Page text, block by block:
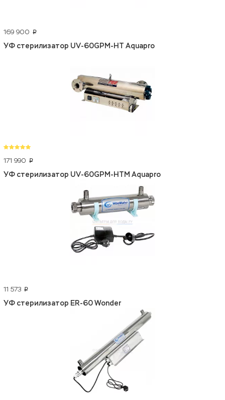
169 900 p
УФ стерилизатор UV-60GPM-HT Aquapro
171 990 p
УФ стерилизатор UV-60GPM-HTM Aquapro
11 573 p
УФ стерилизатор ER-60 Wonder